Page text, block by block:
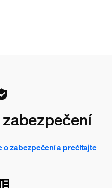
o zabezpečení a prečítajte